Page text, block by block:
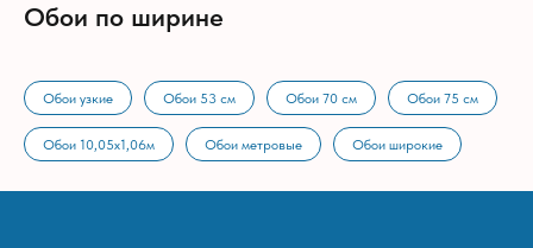
Обои по ширине
Обои узкие Обои 53 см Обои 70 см Обои 75 см
Обои 10,05х1,06м Обои метровые Обои широкие